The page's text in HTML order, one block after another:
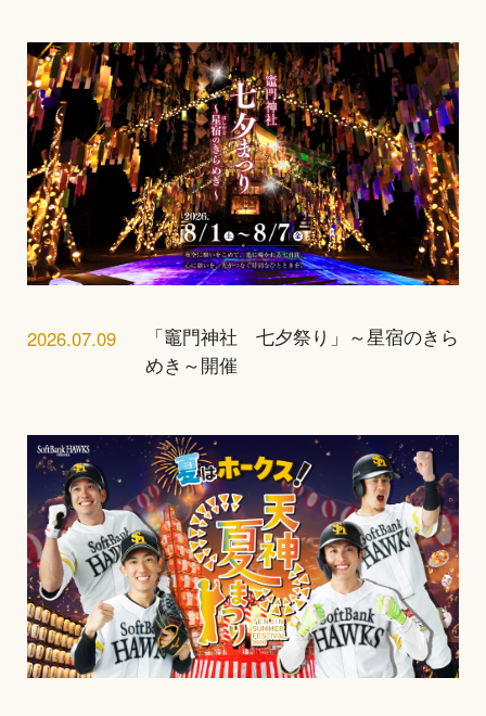
2026.07.09
「竈門神社 七夕祭り」～星宿のきら
めき～開催